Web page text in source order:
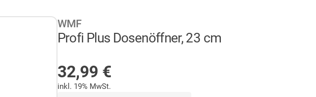
WMF
Profi Plus Dosenöffner, 23 cm
32,99 €
inkl. 19% MwSt.